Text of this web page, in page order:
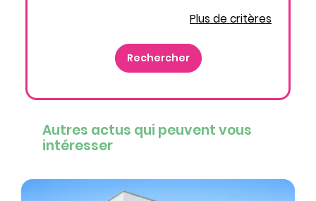
Plus de critères
Autres actus qui peuvent vous
intéresser